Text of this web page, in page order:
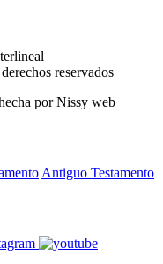
reservados
porNissy web
Antiguo Testamento